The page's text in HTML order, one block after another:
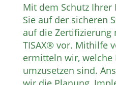
Mit dem Schutz
Sie auf der sicheren
auf die Zertifizierung
TISAX® vor. Mithilfe
ermitteln wir, welche
umzusetzen sind.